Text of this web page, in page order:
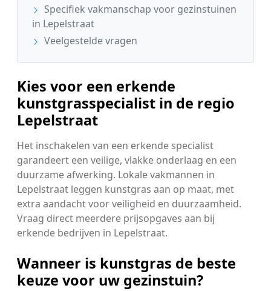
Specifiek vakmanschap voor gezinstuinen
in Lepelstraat
Veelgestelde vragen
Kies voor een erkende
kunstgrasspecialist in de regio
Lepelstraat
Het inschakelen van een erkende specialist
garandeert een veilige, vlakke onderlaag en een
duurzame afwerking. Lokale vakmannen in
Lepelstraat leggen kunstgras aan op maat, met
extra aandacht voor veiligheid en duurzaamheid.
Vraag direct meerdere prijsopgaves aan bij
erkende bedrijven in Lepelstraat.
Wanneer is kunstgras de beste
keuze voor uw gezinstuin?